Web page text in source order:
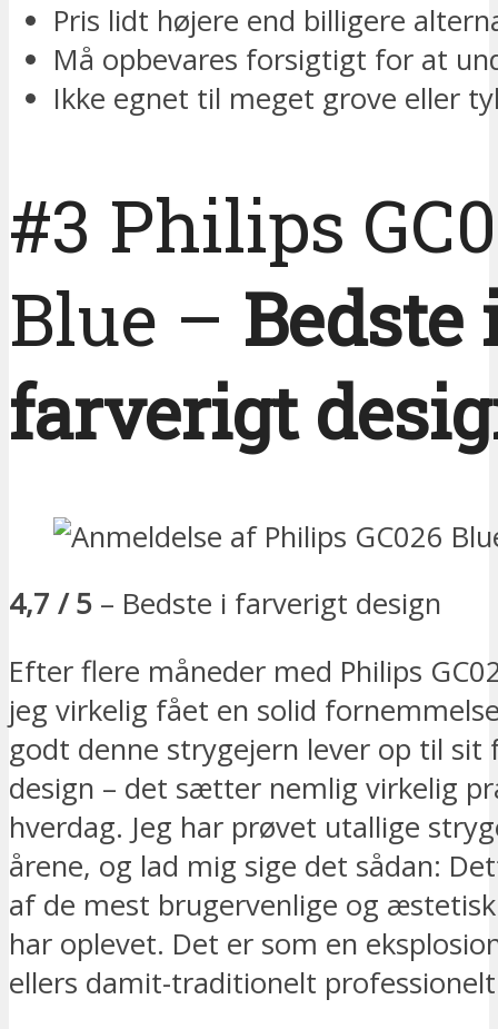
Pris lidt højere end billigere
Må opbevares forsigtigt for at
Ikke egnet til meget grove eller
#3 Philips
Blue – Bedste
farverigt
4,7 / 5 – Bedste i farverigt design
Efter flere måneder med Philips
jeg virkelig fået en solid
godt denne strygejern lever op til sit
design – det sætter nemlig virkelig
hverdag. Jeg har prøvet utallige
årene, og lad mig sige det sådan:
af de mest brugervenlige og
har oplevet. Det er som en
ellers damit-traditionelt